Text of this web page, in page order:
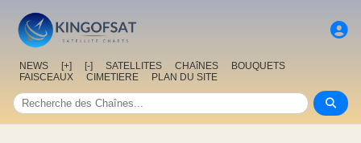
NEWS [+] [-] SATELLITES CHAîNES
BOUQUETS
FAISCEAUX
CIMETIERE PLAN DU SITE